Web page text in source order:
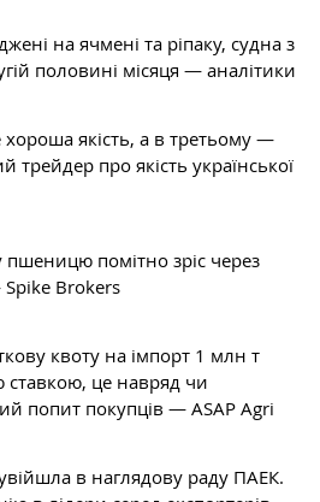
на ячмені та ріпаку, судна з
половині місяця — аналітики
якість, а в третьому —
трейдер про якість української
помітно зріс через
Brokers
квоту на імпорт 1 млн т
ставкою, це навряд чи
попит покупців — ASAP Agri
в наглядову раду ПАЕК.